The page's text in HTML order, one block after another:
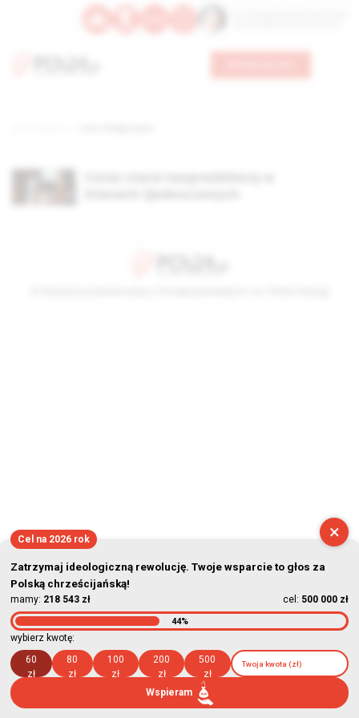
×
Cel na 2026 rok
Zatrzymaj ideologiczną rewolucję. Twoje wsparcie to głos za
Polską chrześcijańską!
mamy: 218 543 zł cel: 500 000 zł
44%
wybierz kwotę:
60
zł
80
zł
100
zł
200
zł
500
zł
Wspieram